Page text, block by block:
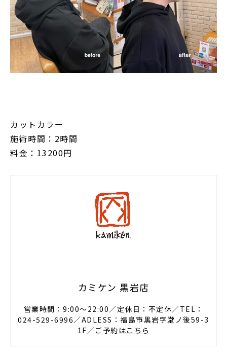
カットカラー
施術時間：2時間
料金：13200円
カミケン 黒岩店
営業時間：9:00〜22:00／定休日：不定休／TEL：
024-529-6996／ADLESS：福島市黒岩字堂ノ後59-3
1F／ご予約はこちら